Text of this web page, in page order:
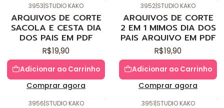
3953|STUDIO KAKO
ARQUIVOS DE CORTE
SACOLA E CESTA DIA
DOS PAIS EM PDF
R$19,90
Adicionar ao Carrinho
Comprar agora
3952|STUDIO KAKO
ARQUIVOS DE CORTE
2 EM 1 MIMOS DIA DOS
PAIS ARQUIVO EM PDF
R$19,90
Adicionar ao Carrinho
Comprar agora
3956|STUDIO KAKO 3951|STUDIO KAKO